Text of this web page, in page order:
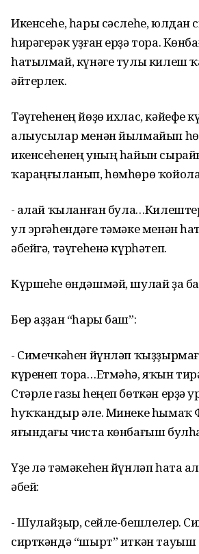
Икенсеһе, һары сәслеһе, юлдан
һирәгерәк уҙған ерҙә тора.
һатылмай, күнәге тулы килеш
әйтерлек.
Тәүгеһенең йөҙө ихлас, кәйефе
алыусылар менән йылмайып
икенсеһенең уның һайын
ҡараңғыланып, һөмһөрө
- Ҡалай ҡыланған
ул эргәһендәге тәмәке менән
әбейгә, тәүгеһенә күрһәтеп.
Күршеһе өндәшмәй, шулай ҙа
Бер аҙҙан “һары баш”:
- Симечкәһен йүнләп
күренеп тора…Етмәһә, яҡын
Стәрле газы һеңеп бөткән ерҙә
һуҡҡандыр әле. Минеке һымаҡ
яғындағы чиста көнбағыш
Үҙе лә тәмәкеһен йүнләп һата
әбей:
- Шулайҙыр, сейле-бешлелер.
сирткәндә “шырт” иткән